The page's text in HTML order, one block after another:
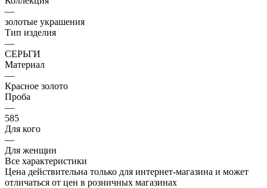
—
золотые украшения
Тип изделия
—
СЕРЬГИ
Материал
—
Красное золото
Проба
—
585
Для кого
—
Для женщин
Все характеристики
Цена действительна только для интернет-магазина и может
отличаться от цен в розничных магазинах